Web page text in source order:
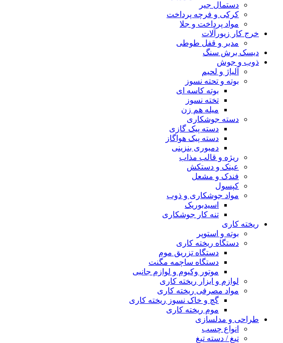
دستمال جیر
کرکی و فرچه پرداخت
مواد پرداخت و جلا
خرج کار زیورآلات
مدبر و قفل طوطی
دیسک برش سنگ
ذوب و جوش
آلیاژ و لحیم
بوته و تحته نسوز
بوته کاسه ای
تخته نسوز
میله هم زن
دسته جوشکاری
دسته پیک گازی
دسته پیک هواگاز
دمبوری بنزینی
ریژه و قالب مذاب
عینک و دستکش
فندک و مشعل
کپسول
مواد جوشکاری و ذوب
اسیدبوریک
تنه کار جوشکاری
ریخته کاری
بوته و استوپر
دستگاه ریخته کاری
دستگاه تزریق موم
دستگاه ساچمه مگنت
موتور وکیوم و لوازم جانبی
لوازم و ابزار ریخته کاری
مواد مصرفی ریخته کاری
گچ و خاک نسوز ریخته کاری
موم ریخته کاری
طراحی و مدلسازی
انواع چسب
تیغ / دسته تیغ